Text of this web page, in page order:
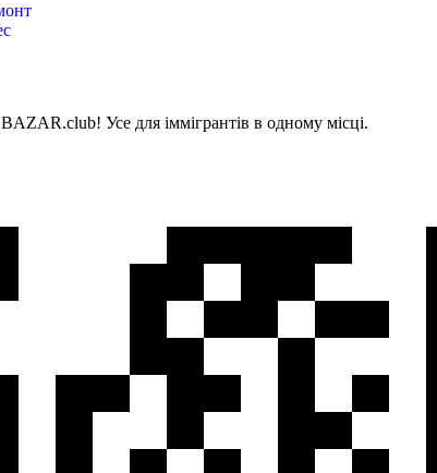
Усе для іммігрантів в одному місці.